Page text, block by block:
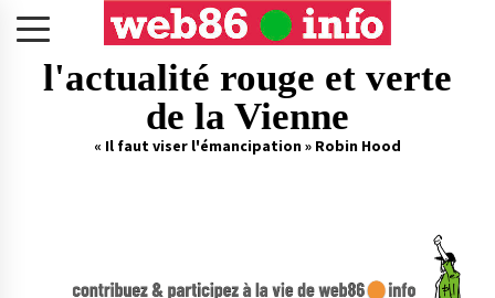
l'actualité rouge et verte
de la Vienne
« Il faut viser l'émancipation » Robin Hood